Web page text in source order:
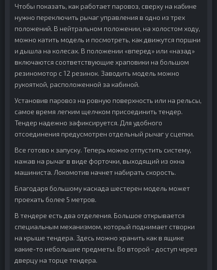
Чтобы показать, как работает паровоз, сверху на кабине
нужно переключить рычаг управления в одно из трех
положений. В нейтральном положении, на холостом ходу,
можно катить модель и посмотреть, как движутся поршни
и дышла на колесах. В положении «вперед» или «назад»
включаются соответствующие храповики на большом
резиномотор с 12 резинок. Заводить модель можно
рукояткой, расположенной за кабиной.
Установив паровоз на ровную поверхность или на рельсы,
самое время легким щелчком присоединить тендер.
Тендер надежно зафиксируется. Для удобного
отсоединения предусмотрен отдельный рычаг у сцепки.
Все готово к запуску. Теперь можно отпустить систему,
нажав на рычаг в виде форточки, выходящий из окна
машиниста. Локомотив начнет набирать скорость.
Благодаря большому каскада шестерен модель может
проехать более 5 метров.
В тендере есть два отделения. Большое открывается
специальным механизмом, который поднимает створки
на крыше тендера. Здесь можно хранить как в ящике
какие-то небольшие предметы. Во второй - доступ через
дверцу на торце тендера.